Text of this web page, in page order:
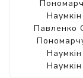
Павленко